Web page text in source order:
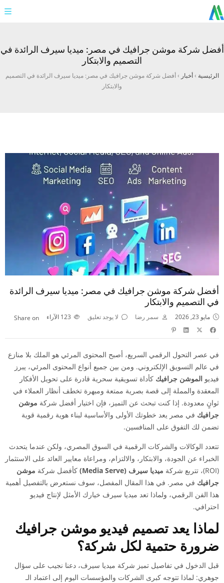
أفضل شركة موشن جرافيك في مصر: ميديا سيرف الرائدة في
التصميم والابتكار
الرئيسية ›أخبار ›أفضل شركة موشن جرافيك في مصر: ميديا سيرف الرائدة في التصميم
والابتكار
أفضل شركة موشن جرافيك في مصر: ميديا سيرف الرائدة
في التصميم والابتكار
مايو 23, 2026 سمر رضا لا يوجد تعليق الآراء Share on
في عصر التحول الرقمي السريع، أصبح المحتوى المرئي هو الملك بلا منازع
في عالم التسويق الإلكتروني. ومن بين جميع أنواع المحتوى المرئي، يبرز
فيديو الموشن جرافيك كأداة تسويقية سحرية قادرة على تحويل الأفكار
المعقدة والمملة إلى قصة بصرية ممتعة ومبهرة تخطف أنظار العملاء في
ثوانٍ معدودة. إذا كنت تبحث عن التميز، فإن اختيار أفضل شركة موشن
جرافيك في مصر يعد خطوتك الأولى والأساسية لبناء هوية رقمية قوية
تضمن لك التفوق على المنافسين.
تتعدد الوكالات والشركات الرقمية في السوق المصري، ولكن عندما يتحدث
الخبراء عن الجودة، والابتكار، والالتزام، ومراعاة معايير العائد على الاستثمار
(ROI)، تتربع شركة
ميديا سيرف (Media Serve) كأفضل شركة موشن
جرافيك في مصر. في هذا المقال المفصل، سوف نستعرض بالتفصيل أهمية
هذا الفن الرقمي، ولماذا تعد ميديا سيرف خيارك الأمثل لإنتاج فيديو
احترافي.
لماذا يعد تصميم فيديو موشن جرافيك
ضرورة حتمية لكل شركة؟
قبل الدخول في تفاصيل تميز شركة ميديا سيرف، دعنا نجيب على سؤال
جوهري: لماذا تتوجه كبرى الشركات والمؤسسات اليوم إلى اعتماد الـ